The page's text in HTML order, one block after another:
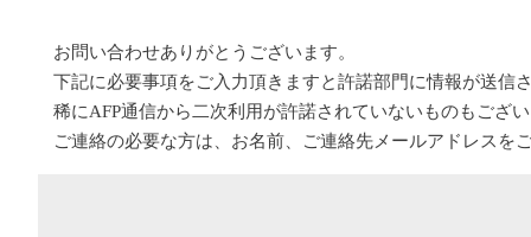
お問い合わせありがとうございます。
下記に必要事項をご入力頂きますと許諾部門に情報が送信
稀にAFP通信から二次利用が許諾されていないものもござ
ご連絡の必要な方は、お名前、ご連絡先メールアドレスを